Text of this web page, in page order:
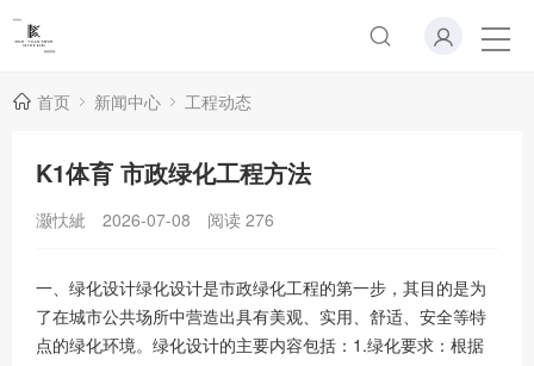
首页 新闻中心 工程动态
K1体育 市政绿化工程方法
灏忕紪 2026-07-08 阅读 276
一、绿化设计绿化设计是市政绿化工程的第一步，其目的是为
了在城市公共场所中营造出具有美观、实用、舒适、安全等特
点的绿化环境。绿化设计的主要内容包括：1.绿化要求：根据